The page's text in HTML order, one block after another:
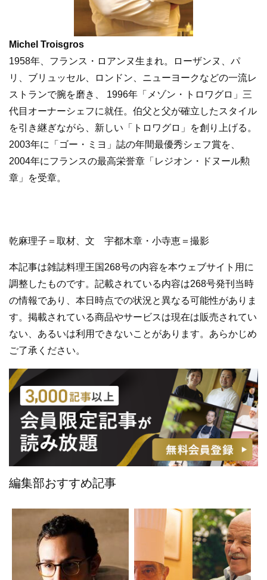
Michel Troisgros
1958年、フランス・ロアンヌ生まれ。ローザンヌ、パ
リ、ブリュッセル、ロンドン、ニューヨークなどの一流レ
ストランで腕を磨き、 1996年「メゾン・トロワグロ」三
代目オーナーシェフに就任。伯父と父が確立したスタイル
を引き継ぎながら、新しい「トロワグロ」を創り上げる。
2003年に「ゴー・ミヨ」誌の年間最優秀シェフ賞を、
2004年にフランスの最高栄誉章「レジオン・ドヌール勲
章」を受章。
乾麻理子＝取材、文 宇都木章・小寺恵＝撮影
本記事は雑誌料理王国268号の内容を本ウェブサイト用に
調整したものです。記載されている内容は268号発刊当時
の情報であり、本日時点での状況と異なる可能性がありま
す。掲載されている商品やサービスは現在は販売されてい
ない、あるいは利用できないことがあります。あらかじめ
ご了承ください。
編集部おすすめ記事